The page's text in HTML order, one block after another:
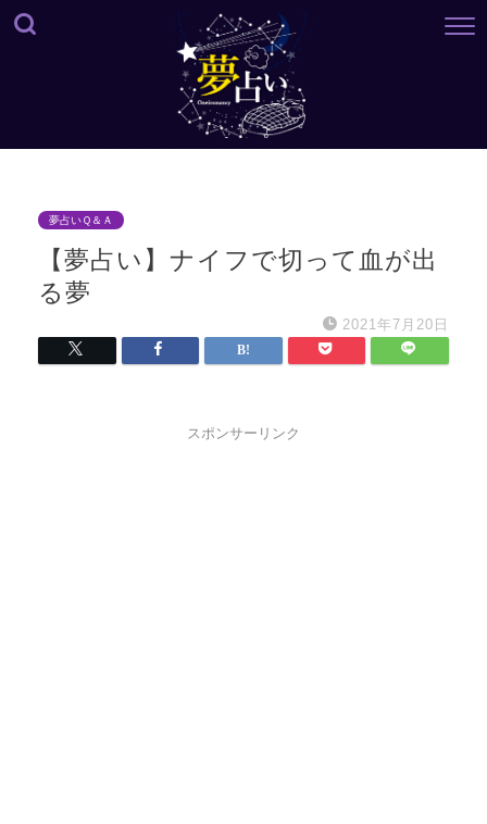
夢占いＱ＆Ａ
【夢占い】ナイフで切って血が出
る夢
2021年7月20日
スポンサーリンク